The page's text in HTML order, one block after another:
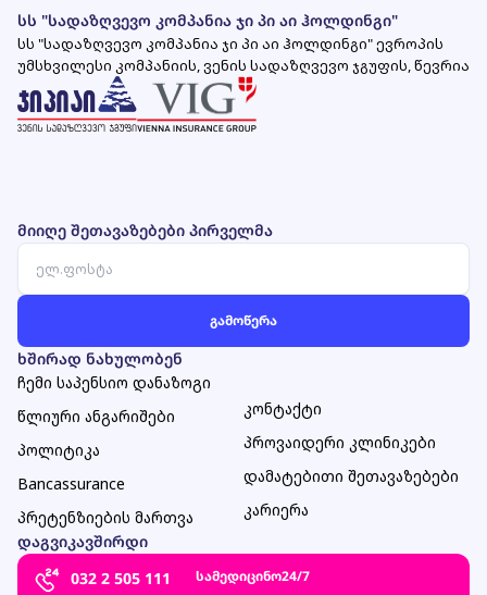
სს "სადაზღვევო კომპანია ჯი პი აი ჰოლდინგი"
სს "სადაზღვევო კომპანია ჯი პი აი ჰოლდინგი" ევროპის
უმსხვილესი კომპანიის, ვენის სადაზღვევო ჯგუფის, წევრია
მიიღე შეთავაზებები პირველმა
ხშირად ნახულობენ
ჩემი საპენსიო დანაზოგი
წლიური ანგარიშები
პოლიტიკა
Bancassurance
პრეტენზიების მართვა
კონტაქტი
პროვაიდერი კლინიკები
დამატებითი შეთავაზებები
კარიერა
დაგვიკავშირდი
032 2 505 111
სამედიცინო24/7